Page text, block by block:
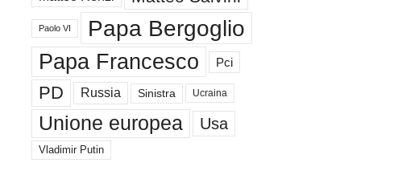
Paolo VI Papa Bergoglio
Papa Francesco Pci
PD Russia Sinistra Ucraina
Unione europea Usa
Vladimir Putin